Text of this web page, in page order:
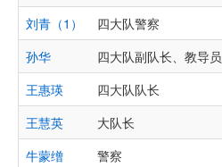
刘青（1）
四大队警察
孙华
四大队副队长、教导员
王惠瑛
四大队队长
王慧英
大队长
牛蒙缯
警察